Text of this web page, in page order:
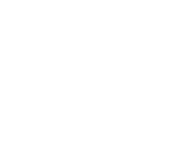
por Rafa García
agita el mercado